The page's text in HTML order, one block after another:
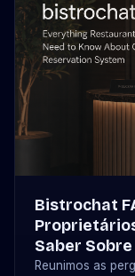
Bistrochat
Saber
Reunimos as